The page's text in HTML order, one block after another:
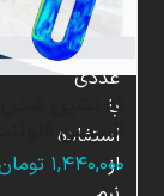
ته نشین شدن
انسیس فلوئنت
۱,۴۴۰,۰۰۰
شبیه
سازی
عددی
با
استفاده
از